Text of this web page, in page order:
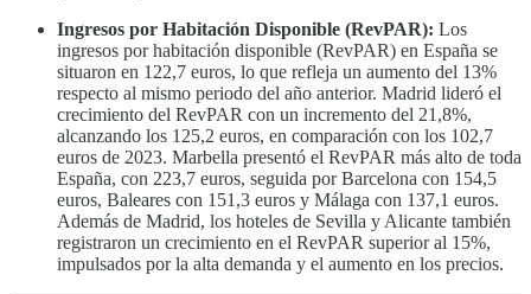
Ingresos por Habitación Disponible (RevPAR): Los
ingresos por habitación disponible (RevPAR) en España se
situaron en 122,7 euros, lo que refleja un aumento del 13%
respecto al mismo periodo del año anterior. Madrid lideró el
crecimiento del RevPAR con un incremento del 21,8%,
alcanzando los 125,2 euros, en comparación con los 102,7
euros de 2023. Marbella presentó el RevPAR más alto de toda
España, con 223,7 euros, seguida por Barcelona con 154,5
euros, Baleares con 151,3 euros y Málaga con 137,1 euros.
Además de Madrid, los hoteles de Sevilla y Alicante también
registraron un crecimiento en el RevPAR superior al 15%,
impulsados por la alta demanda y el aumento en los precios.